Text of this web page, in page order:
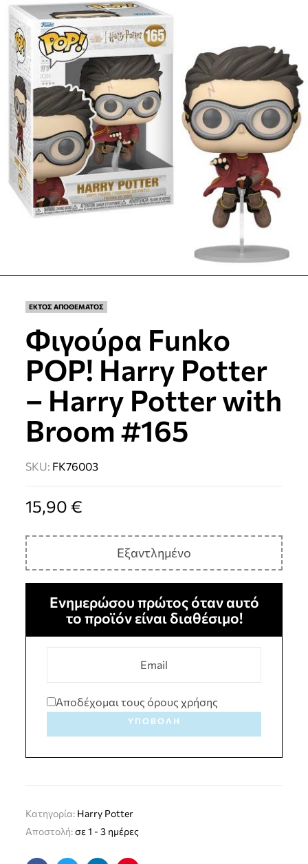
ΕΚΤΟΣ ΑΠΟΘΕΜΑΤΟΣ
Φιγούρα Funko
POP! Harry Potter
– Harry Potter with
Broom #165
SKU: FK76003
15,90€
Εξαντλημένο
Ενημερώσου πρώτος όταν αυτό
το προϊόν είναι διαθέσιμο!
Αποδέχομαι τους όρους χρήσης
ΥΠΟΒΟΛΉ
Κατηγορία: Harry Potter
Αποστολή:σε 1 - 3 ημέρες